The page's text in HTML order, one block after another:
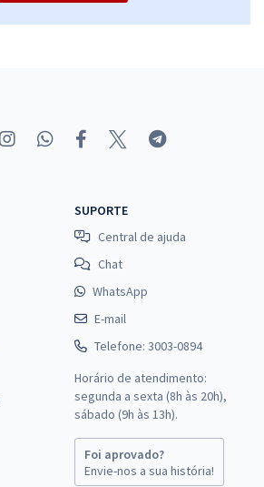
SUPORTE
Central de ajuda
Chat
WhatsApp
E-mail
Telefone: 3003-0894
Horário de atendimento:
segunda a sexta (8h às 20h),
sábado (9h às 13h).
Foi aprovado?
Envie-nos a sua história!